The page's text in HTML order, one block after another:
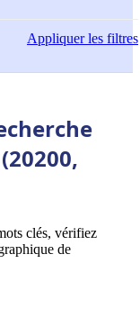
Appliquerles filtres
clés, vérifiez
de